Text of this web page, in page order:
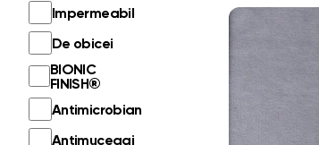
Impermeabil
De obicei
BIONIC
FINISH®
Antimicrobian
Antimucegai